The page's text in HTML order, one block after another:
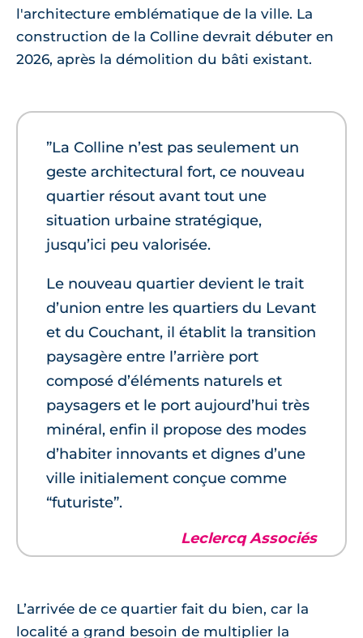
l'architecture emblématique de la ville. La
construction de la Colline devrait débuter en
2026, après la démolition du bâti existant.
”La Colline n’est pas seulement un
geste architectural fort, ce nouveau
quartier résout avant tout une
situation urbaine stratégique,
jusqu’ici peu valorisée.
Le nouveau quartier devient le trait
d’union entre les quartiers du Levant
et du Couchant, il établit la transition
paysagère entre l’arrière port
composé d’éléments naturels et
paysagers et le port aujourd’hui très
minéral, enfin il propose des modes
d’habiter innovants et dignes d’une
ville initialement conçue comme
“futuriste”.
Leclercq Associés
L’arrivée de ce quartier fait du bien, car la
localité a grand besoin de multiplier la